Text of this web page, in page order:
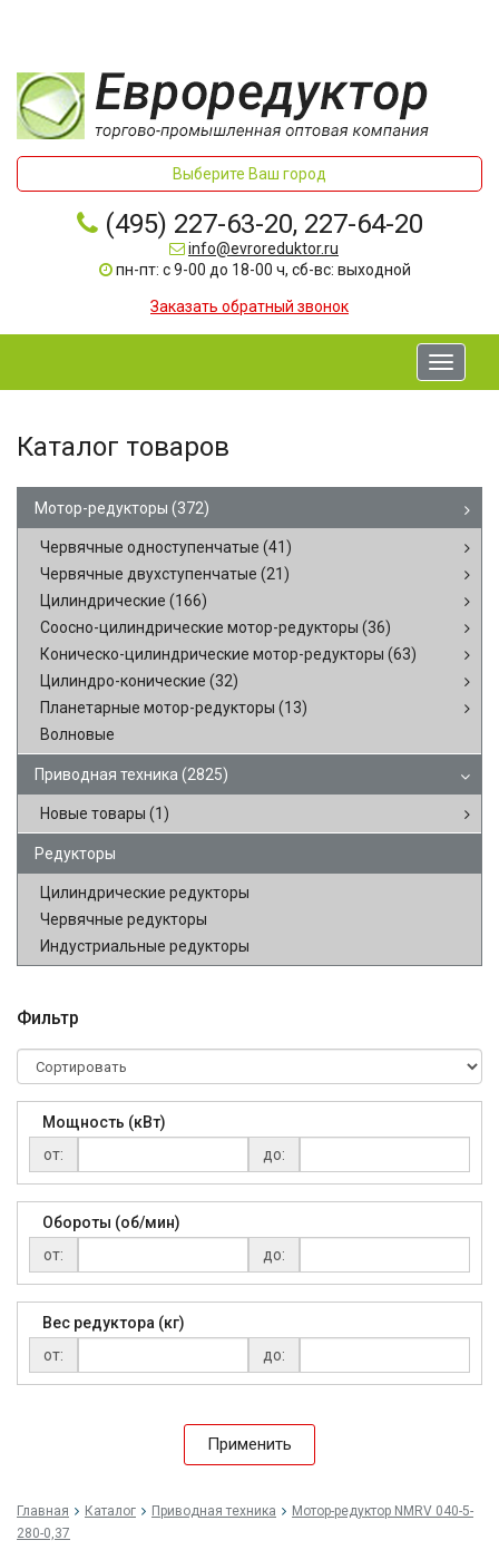
Выберите Ваш город
(495) 227-63-20, 227-64-20
info@evroreduktor.ru
пн-пт: с 9-00 до 18-00 ч, сб-вс: выходной
Заказать обратный звонок
Toggle
Каталог товаров
Мотор-редукторы (372)
Червячные одноступенчатые (41)
Червячные двухступенчатые (21)
Цилиндрические (166)
Соосно-цилиндрические мотор-редукторы (36)
Коническо-цилиндрические мотор-редукторы (63)
Цилиндро-конические (32)
Планетарные мотор-редукторы (13)
Волновые
Приводная техника (2825)
Новые товары (1)
Редукторы
Цилиндрические редукторы
Червячные редукторы
Индустриальные редукторы
Фильтр
Мощность (кВт)
от:
до:
Обороты (об/мин)
от:
до:
Вес редуктора (кг)
от:
до:
Применить
Главная Каталог Приводная техника
Мо­тор-ре­дук­тор NMRV 040-5-
280-0,37